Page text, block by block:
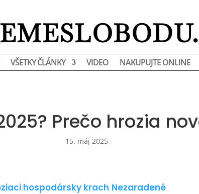
VŠETKY ČLÁNKY VIDEO NAKUPUJTE ONLINE
Prečo hrozia
15. máj 2025
hospodársky krach Nezaradené